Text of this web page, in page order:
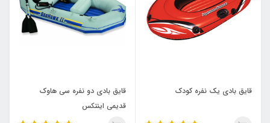
قایق بادی یک نفره کودک
قایق بادی دو نفره سی هاوک
قدیمی اینتکس